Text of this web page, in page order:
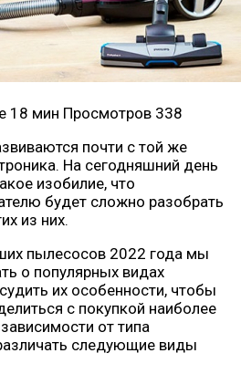
18 мин Просмотров 338
почти с той же
На сегодняшний день
изобилие, что
будет сложно разобрать
из них.
пылесосов 2022 года мы
о популярных видах
их особенности, чтобы
с покупкой наиболее
от типа
следующие виды